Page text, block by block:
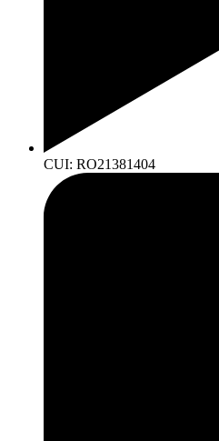
CUI: RO21381404